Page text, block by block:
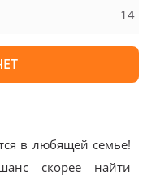
14
в любящей семье!
скорее найти